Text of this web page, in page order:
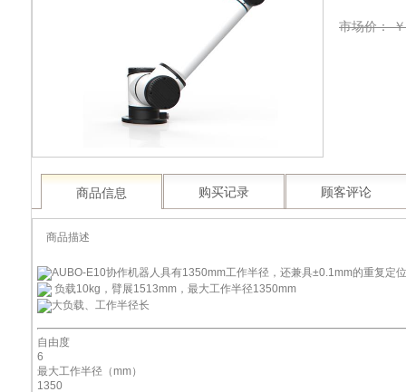
市场价： ￥
商品信息 购买记录 顾客评论
商品描述
AUBO-E10协作机器人具有1350mm工作半径，还兼具±0.1mm的重复定
负载10kg，臂展1513mm，最大工作半径1350mm
大负载、工作半径长
自由度
6
最大工作半径（mm）
1350